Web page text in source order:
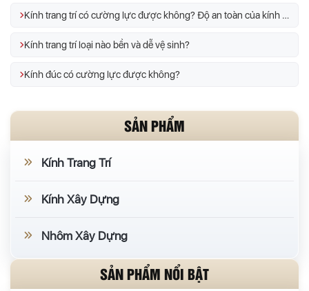
Kính trang trí có cường lực được không? Độ an toàn của kính trang trí
Kính trang trí loại nào bền và dễ vệ sinh?
Kính đúc có cường lực được không?
SẢN PHẨM
Kính Trang Trí
Kính Xây Dựng
Nhôm Xây Dựng
SẢN PHẨM NỔI BẬT